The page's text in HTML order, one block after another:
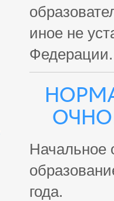
иное не
Федерации.
Начальное
года.